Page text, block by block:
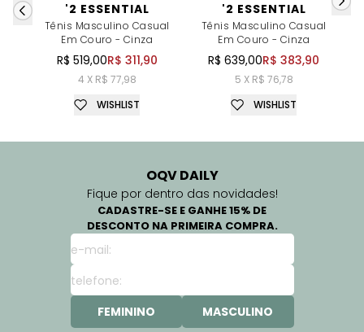
'2 ESSENTIAL
Tênis Masculino Casual
Em Couro - Cinza
R$ 519,00R$ 311,90
4 X R$ 77,98
WISHLIST
'2 ESSENTIAL
Tênis Masculino Casual
Em Couro - Cinza
R$ 639,00R$ 383,90
5 X R$ 76,78
WISHLIST
OQV DAILY
Fique por dentro das novidades!
CADASTRE-SE E GANHE 15% DE
DESCONTO NA PRIMEIRA COMPRA.
FEMININO MASCULINO